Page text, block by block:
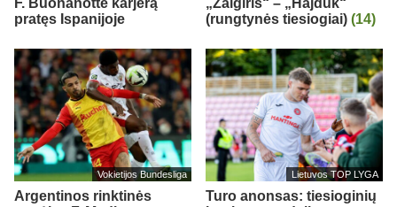
F. Buonanotte karjerą
pratęs Ispanijoje
„Žalgiris“ – „Hajduk“
(rungtynės tiesiogiai) (14)
Vokietijos Bundesliga
Argentinos rinktinės
Lietuvos TOP LYGA
Turo anonsas: tiesioginių